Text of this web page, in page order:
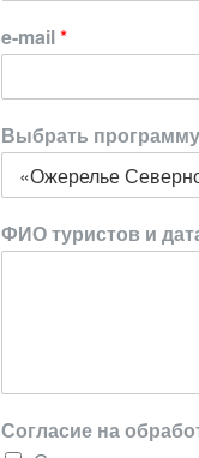
e-mail*
Выбрать программу
ФИО туристов и
Согласие на